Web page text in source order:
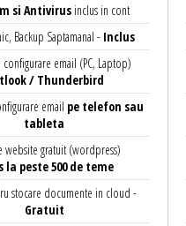
si Antivirus inclus in cont
Backup Saptamanal -Inclus
configurare email (PC, Laptop)
/ Thunderbird
email pe telefon sau
tableta
website gratuit (wordpress)
la peste 500 de teme
stocare documente in cloud -
Gratuit